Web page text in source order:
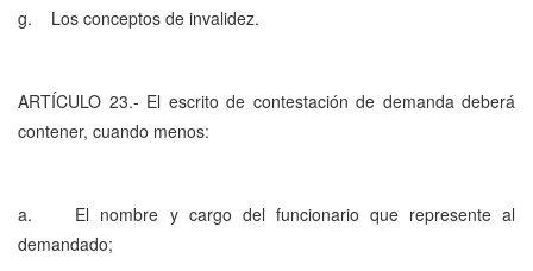
g. Los conceptos de invalidez.
ARTÍCULO 23.- El escrito de contestación de demanda deberá
contener, cuando menos:
a. El nombre y cargo del funcionario que represente al
demandado;